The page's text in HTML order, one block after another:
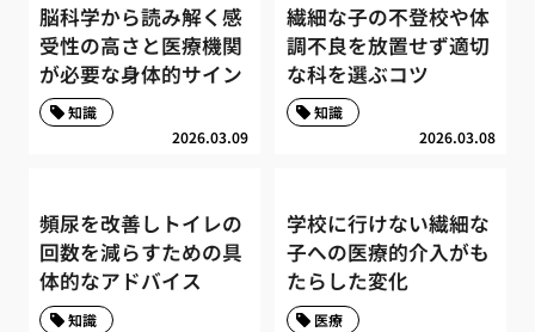
脳科学から読み解く感
受性の高さと医療機関
が必要な身体的サイン
2026.03.09
知識
繊細な子の不登校や体
調不良を放置せず適切
な科を選ぶコツ
2026.03.08
知識
頻尿を改善しトイレの
回数を減らすための具
体的なアドバイス
知識
学校に行けない繊細な
子への医療的介入がも
たらした変化
医療